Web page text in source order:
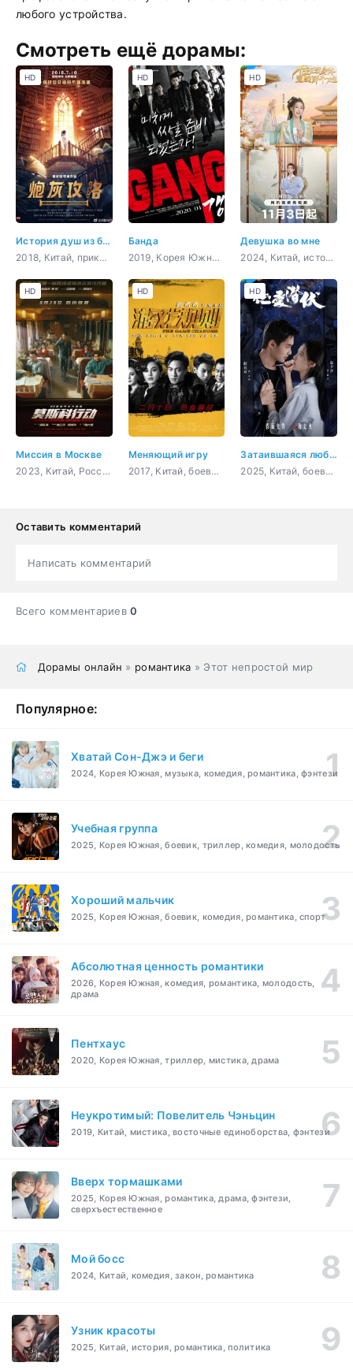
любого устройства.
Смотреть ещё дорамы:
История душ из бесконечных книг
2018, Китай, приключения, история, романтика, фэнтези
HD
Банда
2019, Корея Южная, боевик, комедия, криминал
HD
Девушка во мне
2024, Китай, история, романтика, драма, фэнтези
HD
Миссия в Москве
2023, Китай, Россия, боевик, криминал
HD
Меняющий игру
2017, Китай, боевик, триллер, история, романтика
HD
Затаившаяся любовь
2025, Китай, боевик, триллер, мистика, романтика
HD
Оставить комментарий
Написать комментарий
Всего комментариев0
Дорамы онлайн » романтика » Этот непростой мир
Популярное:
Хватай Сон-Джэ и беги
2024, Корея Южная, музыка, комедия, романтика, фэнтези
Учебная группа
2025, Корея Южная, боевик, триллер, комедия, молодость
Хороший мальчик
2025, Корея Южная, боевик, комедия, романтика, спорт
Абсолютная ценность романтики
2026, Корея Южная, комедия, романтика, молодость,
драма
Пентхаус
2020, Корея Южная, триллер, мистика, драма
Неукротимый: Повелитель Чэньцин
2019, Китай, мистика, восточные единоборства, фэнтези
Вверх тормашками
2025, Корея Южная, романтика, драма, фэнтези,
сверхъестественное
Мой босс
2024, Китай, комедия, закон, романтика
Узник красоты
2025, Китай, история, романтика, политика